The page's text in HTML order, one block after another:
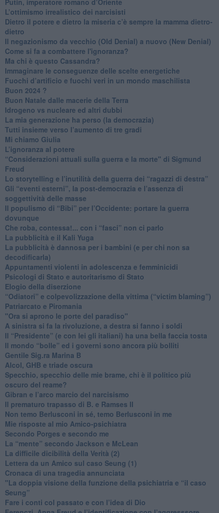
​L’ottimismo irrealistico dei narcisisti
​Dietro il potere e dietro la miseria c’è sempre la mamma dietro-
dietro
Il negazionismo da vecchio (Old Denial) a nuovo (New Denial)
Come si fa a combattere l'ignoranza?
Ma chi è questo Cassandra?
Immaginare le conseguenze delle scelte energetiche
​Fuochi d’artificio e fuochi veri in un mondo maschilista
Buon 2024 ?
​Buon Natale dalle macerie della Terra
​Idrogeno vs nucleare ed altri dubbi
​La mia generazione ha perso (la democrazia)
​Tutti insieme verso l’aumento di tre gradi
Mi chiamo Giulia
L’ignoranza al potere
​“Considerazioni attuali sulla guerra e la morte" di Sigmund
Freud
​Lo storytelling e l’inutilità della guerra dei “ragazzi di destra”
​Gli “eventi esterni”, la post-democrazia e l’assenza di
soggettività delle masse
​Il populismo di “Bibi” per l’Occidente: portare la guerra
dovunque
​Che roba, contessa!... con i “fasci” non ci parlo
La pubblicità e il Kali Yuga
​La pubblicità è dannosa per i bambini (e per chi non sa
decodificarla)
​Appuntamenti violenti in adolescenza e femminicidi
​Psicologi di Stato e autoritarismo di Stato
Elogio della diserzione
“Odiatori” e colpevolizzazione della vittima (“victim blaming”)
​Patriarcato e Piromania
"Ora si aprono le porte del paradiso"
​A sinistra si fa la rivoluzione, a destra si fanno i soldi
​Il “Presidente” (e con lei gli italiani) ha una bella faccia tosta
​Il mondo “bolle” ed i governi sono ancora più bolliti
​Gentile Sig.ra Marina B
​Alcol, GHB e triade oscura
​Specchio, specchio delle mie brame, chi è il politico più
oscuro del reame?
​Gibran e l’arco marcio del narcisismo
​Il prematuro trapasso di B. e Ramses II
​Non temo Berlusconi in sé, temo Berlusconi in me
​Mie risposte al mio Amico-psichiatra
​Secondo Porges e secondo me
​La “mente” secondo Jackson e McLean
La difficile dicibilità della Verità (2)
​Lettera da un Amico sul caso Seung (1)
​Cronaca di una tragedia annunciata
"​La doppia visione della funzione della psichiatria e “il caso
Seung”
​Fare i conti col passato e con l’idea di Dio